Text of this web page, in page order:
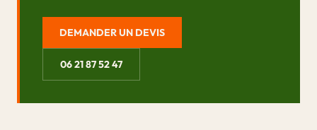
DEMANDER UN DEVIS
06 21 87 52 47